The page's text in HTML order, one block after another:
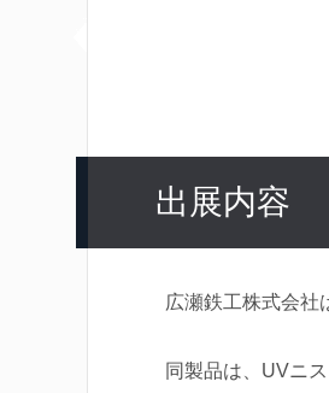
出展内容
広瀬鉄工株式会社
同製品は、UVニ